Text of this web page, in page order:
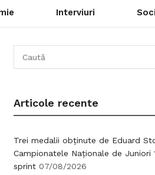
Interviuri
Articole recente
Trei medalii obținute de Eduard
Campionatele Naționale de Juniori
sprint 07/08/2026